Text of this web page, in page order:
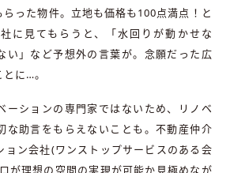
った物件。立地も価格も100点満点！と
に見てもらうと、「水回りが動かせな
い」など予想外の言葉が。念願だった広
に…。
ションの専門家ではないため、リノベ
な助言をもらえないことも。不動産仲介
ョン会社(ワンストップサービスのある会
が理想の空間の実現が可能か見極めなが